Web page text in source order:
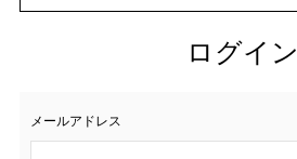
ログイン
メールアドレス